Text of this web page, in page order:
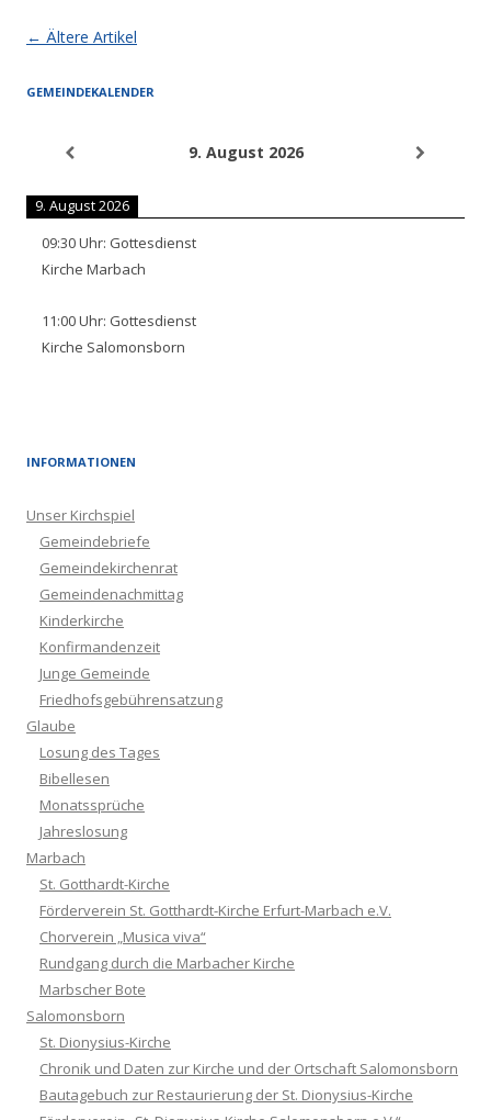
Artikel-Navigation
← Ältere Artikel
GEMEINDEKALENDER
9. August 2026
9. August 2026
09:30Uhr: Gottesdienst
Kirche Marbach
11:00Uhr: Gottesdienst
Kirche Salomonsborn
INFORMATIONEN
Unser Kirchspiel
Gemeindebriefe
Gemeindekirchenrat
Gemeindenachmittag
Kinderkirche
Konfirmandenzeit
Junge Gemeinde
Friedhofsgebührensatzung
Glaube
Losung des Tages
Bibellesen
Monatssprüche
Jahreslosung
Marbach
St. Gotthardt-Kirche
Förderverein St. Gotthardt-Kirche Erfurt-Marbach e.V.
Chorverein „Musica viva“
Rundgang durch die Marbacher Kirche
Marbscher Bote
Salomonsborn
St. Dionysius-Kirche
Chronik und Daten zur Kirche und der Ortschaft Salomonsborn
Bautagebuch zur Restaurierung der St. Dionysius-Kirche